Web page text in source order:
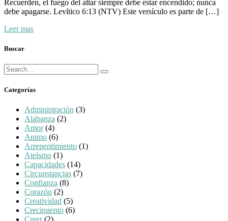
Recuerden, el fuego del altar siempre debe estar encendido; nunca
debe apagarse. Levítico 6:13 (NTV) Este versículo es parte de […]
Leer mas
Buscar
Búsqueda
para:
Buscar
Categorías
Administración (3)
Alabanza (2)
Amor(4)
Animo (6)
Arrepentimiento (1)
Ateísmo (1)
Capacidades (14)
Circunstancias (7)
Confianza (8)
Corazón (2)
Creatividad (5)
Crecimiento (6)